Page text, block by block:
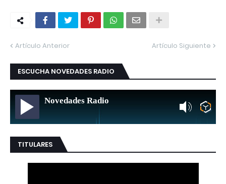
Artículo Anterior Artículo Siguiente
ESCUCHA NOVEDADES RADIO
Novedades Radio
TITULARES